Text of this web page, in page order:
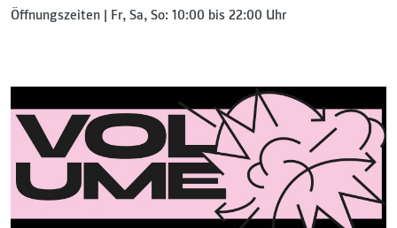
Öffnungszeiten | Fr, Sa, So: 10:00 bis 22:00 Uhr